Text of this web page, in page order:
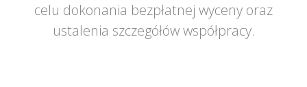
celu dokonania bezpłatnej wyceny oraz
ustalenia szczegółów współpracy.